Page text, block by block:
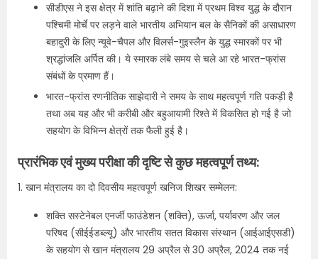
सीडीएस ने इस क्षेत्र में शांति बढ़ाने की दिशा में प्रथम विश्व युद्ध के दौरान
पश्चिमी मोर्चे पर लड़ने वाले भारतीय अभियान बल के सैनिकों की असाधारण
बहादुरी के लिए न्यूवे-चैपल और विलर्स-गुइस्लैन के युद्ध स्मारकों पर भी
श्रद्धांजलि अर्पित की। ये स्मारक लंबे समय से चले आ रहे भारत-फ्रांस
संबंधों के प्रमाण हैं।
भारत-फ्रांस रणनीतिक साझेदारी ने समय के साथ महत्वपूर्ण गति पकड़ी है
तथा अब यह और भी करीबी और बहुआयामी रिश्ते में विकसित हो गई है जो
सहयोग के विभिन्न क्षेत्रों तक फैली हुई है।
प्रारंभिक एवं मुख्य परीक्षा की दृष्टि से कुछ महत्वपूर्ण तथ्य:
1. खान मंत्रालय का दो दिवसीय महत्वपूर्ण खनिज शिखर सम्मेलन:
शक्ति सस्टेनेबल एनर्जी फाउंडेशन (शक्ति), ऊर्जा, पर्यावरण और जल
परिषद (सीईईडब्ल्यू) और भारतीय सतत विकास संस्थान (आईआईएसडी)
के सहयोग से खान मंत्रालय 29 अप्रैल से 30 अप्रैल, 2024 तक नई